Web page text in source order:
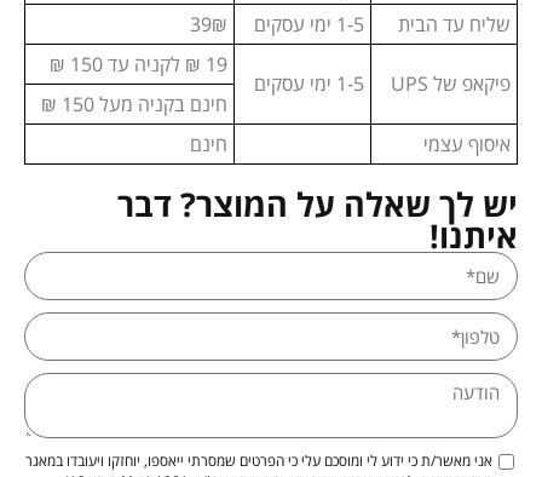
שליח עד הבית
1-5 ימי עסקים 39₪
פיקאפ של UPS 1-5 ימי עסקים
19 ₪ לקניה עד 150 ₪
חינם בקניה מעל 150 ₪
איסוף עצמי
חינם
יש לך שאלה על המוצר? דבר
איתנו!
אני מאשר/ת כי ידוע לי ומוסכם עלי כי הפרטים שמסרתי ייאספו, יוחזקו ויעובדו במאגר